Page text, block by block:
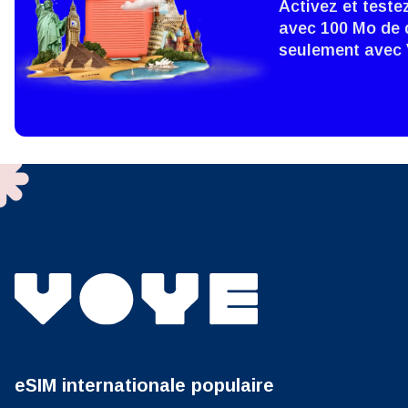
How
To
of
Activez et
avec 100 Mo
seulement avec
eSIM internationale populaire